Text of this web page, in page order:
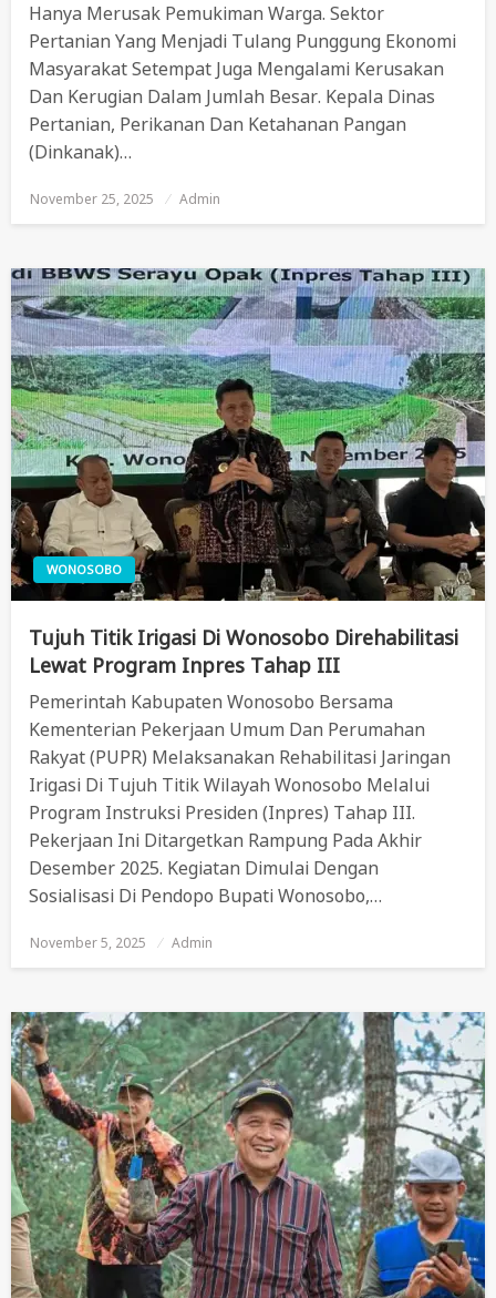
Hanya Merusak Pemukiman Warga. Sektor
Pertanian Yang Menjadi Tulang Punggung Ekonomi
Masyarakat Setempat Juga Mengalami Kerusakan
Dan Kerugian Dalam Jumlah Besar. Kepala Dinas
Pertanian, Perikanan Dan Ketahanan Pangan
(Dinkanak)…
Posted
November 25, 2025 Admin
WONOSOBO
Tujuh Titik Irigasi Di Wonosobo Direhabilitasi
Lewat Program Inpres Tahap III
Pemerintah Kabupaten Wonosobo Bersama
Kementerian Pekerjaan Umum Dan Perumahan
Rakyat (PUPR) Melaksanakan Rehabilitasi Jaringan
Irigasi Di Tujuh Titik Wilayah Wonosobo Melalui
Program Instruksi Presiden (Inpres) Tahap III.
Pekerjaan Ini Ditargetkan Rampung Pada Akhir
Desember 2025. Kegiatan Dimulai Dengan
Sosialisasi Di Pendopo Bupati Wonosobo,…
Posted
November 5, 2025 Admin